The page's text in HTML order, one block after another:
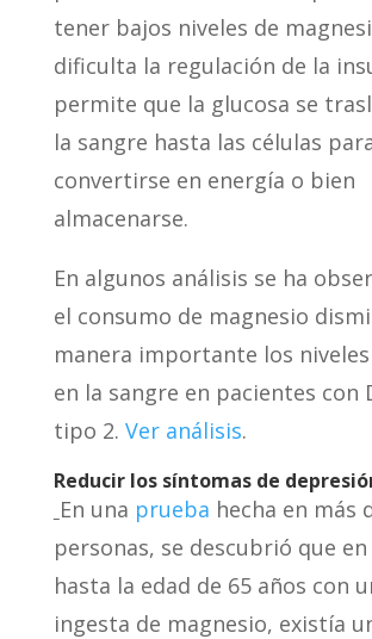
tener bajos niveles de
dificulta la regulación de la
permite que la glucosa se
la sangre hasta las células
convertirse en energía o bien
almacenarse.
En algunos análisis se ha
el consumo de magnesio
manera importante los
en la sangre en pacientes con
tipo 2. Ver análisis.
Reducir los síntomas de depresi
En una prueba hecha en más
personas, se descubrió que
hasta la edad de 65 años con
ingesta de magnesio, existía